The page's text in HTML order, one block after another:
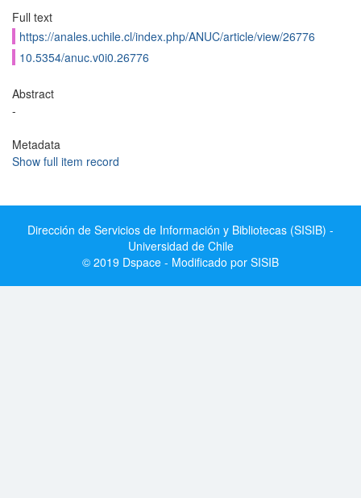
Full text
https://anales.uchile.cl/index.php/ANUC/article/view/26776
10.5354/anuc.v0i0.26776
Abstract
-
Metadata
Show full item record
Dirección de Servicios de Información y Bibliotecas (SISIB) -
Universidad de Chile
© 2019 Dspace - Modificado por SISIB